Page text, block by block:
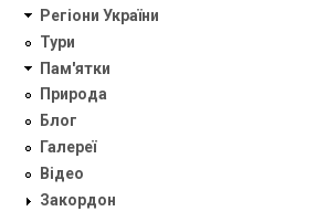
Регіони України
Тури
Пам'ятки
Природа
Блог
Галереї
Відео
Закордон